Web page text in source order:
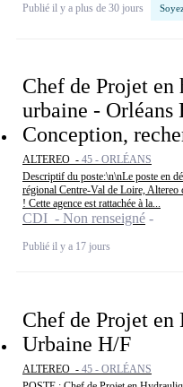
Publié il y a plus de 30 jours
Chef de Projet en
urbaine - Orléans
Conception,
ALTEREO - 45 - ORLÉANS
Descriptif du poste:\n\nLe poste en
régional Centre-Val de Loire, Altereo
! Cette agence est rattachée à la...
CDI - Non renseigné
Publié il y a 17 jours
Chef de Projet
Urbaine H/F
ALTEREO - 45 - ORLÉANS